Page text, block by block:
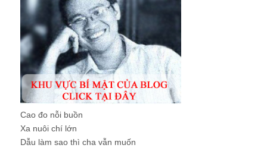
Cao đo nỗi buồn
Xa nuôi chí lớn
Dẫu làm sao thì cha vẫn muốn